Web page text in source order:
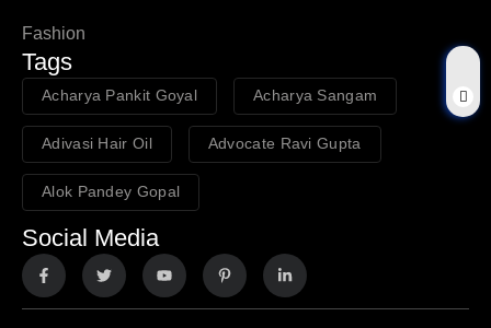
Fashion
Tags
Acharya Pankit Goyal Acharya Sangam
Adivasi Hair Oil Advocate Ravi Gupta
Alok Pandey Gopal
Social Media